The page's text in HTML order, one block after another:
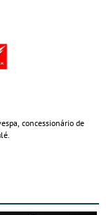
concessionário de